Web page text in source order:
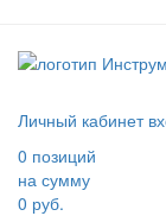
Личный кабинет
0 позиций
на сумму
0 руб.